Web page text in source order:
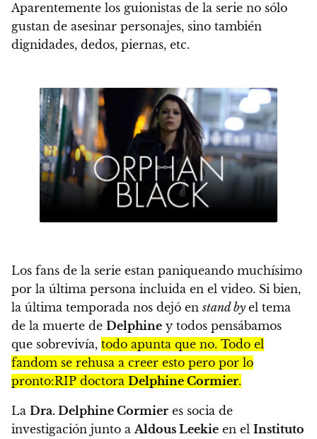
Aparentemente los guionistas de la serie no sólo
gustan de asesinar personajes, sino también
dignidades, dedos, piernas, etc.
Los fans de la serie estan paniqueando muchísimo
por la última persona incluida en el video. Si bien,
la última temporada nos dejó enstand by el tema
de la muerte de Delphine y todos pensábamos
que sobrevivía, todo apunta que no. Todo el
fandom se rehusa a creer esto pero por lo
pronto:RIP doctora Delphine Cormier.
La Dra. Delphine Cormier es socia de
investigación junto a Aldous Leekie en el Instituto